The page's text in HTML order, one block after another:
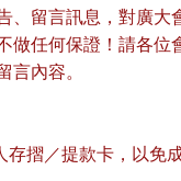
、留言訊息，對廣大
做任何保證！請各位
言內容。
存摺／提款卡，以免